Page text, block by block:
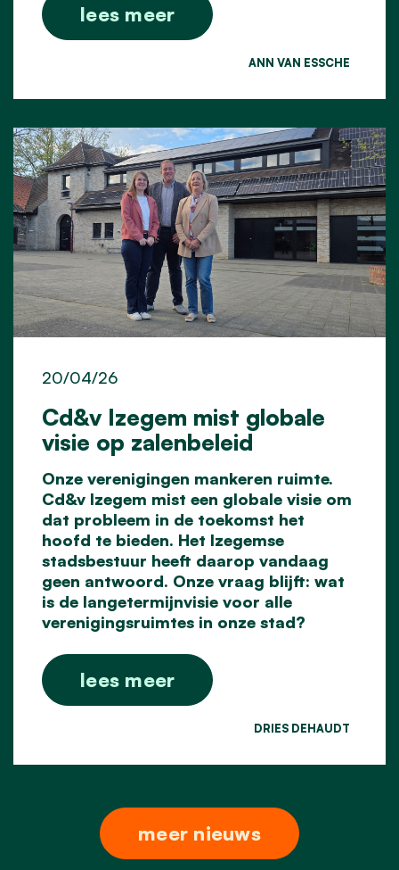
lees meer
ANN VAN ESSCHE
Cd&v Izegem mist globale
visie op zalenbeleid
20/04/26
Onze verenigingen mankeren ruimte.
Cd&v Izegem mist een globale visie om
dat probleem in de toekomst het
hoofd te bieden. Het Izegemse
stadsbestuur heeft daarop vandaag
geen antwoord. Onze vraag blijft: wat
is de langetermijnvisie voor alle
verenigingsruimtes in onze stad?
lees meer
DRIES DEHAUDT
meer nieuws